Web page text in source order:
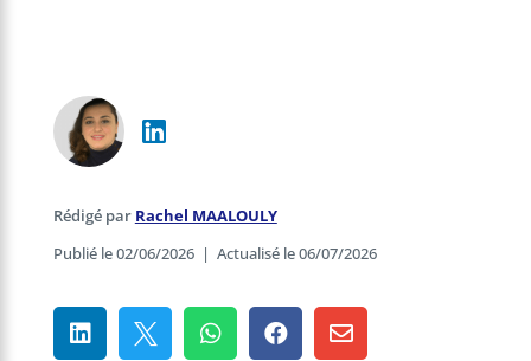
Rédigé par Rachel MAALOULY
Publié le 02/06/2026| Actualisé le 06/07/2026
    